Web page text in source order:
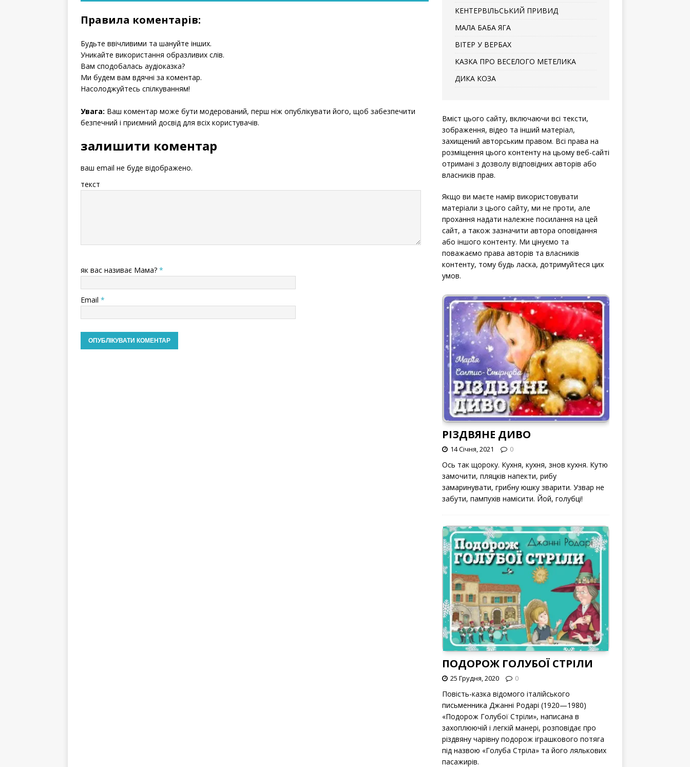
Правила коментарів:
Будьте ввічливими та шануйте інших.
Уникайте використання образливих слів.
Вам сподобалась аудіоказка?
Ми будем вам вдячні за коментар.
Насолоджуйтесь спілкуванням!
Увага: Ваш коментар може бути модерований, перш ніж опублікувати його, щоб забезпечити
безпечний і приємний досвід для всіх користувачів.
залишити коментар
ваш email не буде відображено.
текст
як вас називає Мама? *
Email *
КЕНТЕРВІЛЬСЬКИЙ ПРИВИД
МАЛА БАБА ЯГА
ВІТЕР У ВЕРБАХ
КАЗКА ПРО ВЕСЕЛОГО МЕТЕЛИКА
ДИКА КОЗА
Вміст цього сайту, включаючи всі тексти,
зображення, відео та інший матеріал,
захищений авторським правом. Всі права на
розміщення цього контенту на цьому веб-сайті
отримані з дозволу відповідних авторів або
власників прав.
Якщо ви маєте намір використовувати
матеріали з цього сайту, ми не проти, але
прохання надати належне посилання на цей
сайт, а також зазначити автора оповідання
або іншого контенту. Ми цінуємо та
поважаємо права авторів та власників
контенту, тому будь ласка, дотримуйтеся цих
умов.
РІЗДВЯНЕ ДИВО
14 Січня, 2021 0
Ось так щороку. Кухня, кухня, знов кухня. Кутю
замочити, пляцків напекти, рибу
замаринувати, грибну юшку зварити. Узвар не
забути, пампухів намісити. Йой, голубці!
ПОДОРОЖ ГОЛУБОЇ СТРІЛИ
25 Грудня, 2020 0
Повість-казка відомого італійського
письменника Джанні Родарі (1920—1980)
«Подорож Голубої Стріли», написана в
захоплюючій і легкій манері, розповідає про
різдвяну чарівну подорож іграшкового потяга
під назвою «Голуба Стріла» та його лялькових
пасажирів.